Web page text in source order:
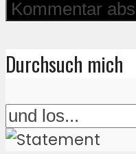
Durchsuch mich